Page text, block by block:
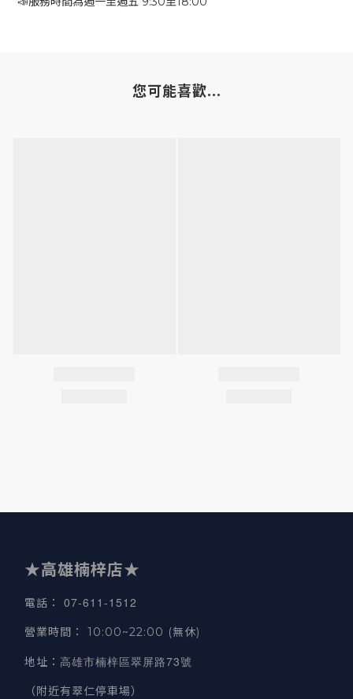
您可能喜歡...
★高雄楠梓店★
電話 ： 07-611-1512
營業時間 ： 10:00~22:00 (無休)
地址 ： 高雄市楠梓區翠屏路73號
（附近有翠仁停車場）